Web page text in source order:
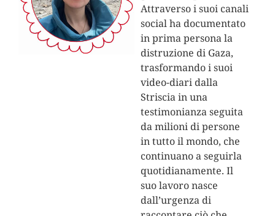
Attraverso i suoi canali
social ha documentato
in prima persona la
distruzione di Gaza,
trasformando i suoi
video-diari dalla
Striscia in una
testimonianza seguita
da milioni di persone
in tutto il mondo, che
continuano a seguirla
quotidianamente. Il
suo lavoro nasce
dall’urgenza di